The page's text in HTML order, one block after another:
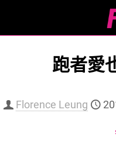
跑者愛
Florence Leung